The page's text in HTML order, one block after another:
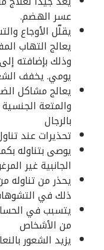
عسر الهضم.
يقلّل الأوجاع
يعالج التهاب
وذلك بإضافته
يومي. يخفف
يعالج مشاكل
والمتعة
بالرجال
تحذيرات عند
يوصى بتناوله
الجانبية غير
يحذر من تناوله
ذلك في
يتسبب في
من الأشخاص
يزيد الشعور